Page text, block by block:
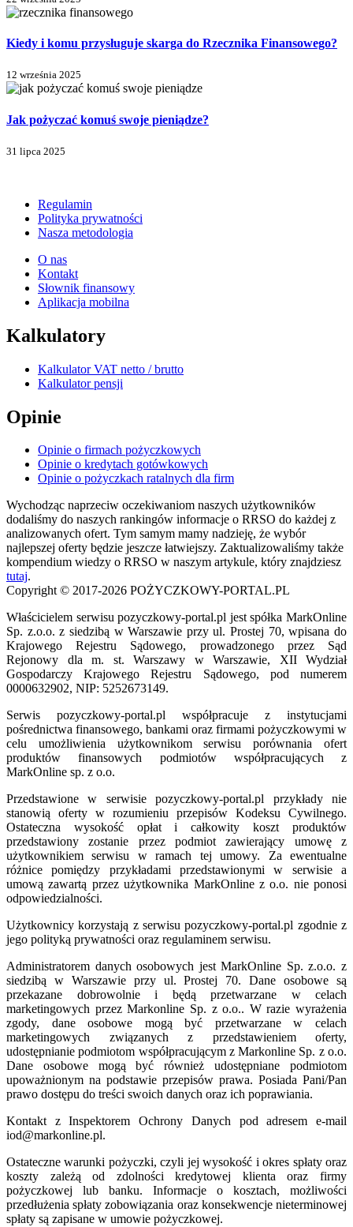
Kiedy i komu przysługuje skarga do Rzecznika Finansowego?
12 września 2025
Jak pożyczać komuś swoje pieniądze?
31 lipca 2025
Regulamin
Polityka prywatności
Nasza metodologia
O nas
Kontakt
Słownik finansowy
Aplikacja mobilna
Kalkulatory
Kalkulator VAT netto / brutto
Kalkulator pensji
Opinie
Opinie o firmach pożyczkowych
Opinie o kredytach gotówkowych
Opinie o pożyczkach ratalnych dla firm
Wychodząc naprzeciw oczekiwaniom naszych użytkowników
dodaliśmy do naszych rankingów informacje o RRSO do każdej z
analizowanych ofert. Tym samym mamy nadzieję, że wybór
najlepszej oferty będzie jeszcze łatwiejszy. Zaktualizowaliśmy także
kompendium wiedzy o RRSO w naszym artykule, który znajdziesz
tutaj.
Copyright © 2017-2026 POŻYCZKOWY-PORTAL.PL
Właścicielem serwisu pozyczkowy-portal.pl jest spółka MarkOnline
Sp. z.o.o. z siedzibą w Warszawie przy ul. Prostej 70, wpisana do
Krajowego Rejestru Sądowego, prowadzonego przez Sąd
Rejonowy dla m. st. Warszawy w Warszawie, XII Wydział
Gospodarczy Krajowego Rejestru Sądowego, pod numerem
0000632902, NIP: 5252673149.
Serwis pozyczkowy-portal.pl współpracuje z instytucjami
pośrednictwa finansowego, bankami oraz firmami pożyczkowymi w
celu umożliwienia użytkownikom serwisu porównania ofert
produktów finansowych podmiotów współpracujących z
MarkOnline sp. z o.o.
Przedstawione w serwisie pozyczkowy-portal.pl przykłady nie
stanowią oferty w rozumieniu przepisów Kodeksu Cywilnego.
Ostateczna wysokość opłat i całkowity koszt produktów
przedstawiony zostanie przez podmiot zawierający umowę z
użytkownikiem serwisu w ramach tej umowy. Za ewentualne
różnice pomiędzy przykładami przedstawionymi w serwisie a
umową zawartą przez użytkownika MarkOnline z o.o. nie ponosi
odpowiedzialności.
Użytkownicy korzystają z serwisu pozyczkowy-portal.pl zgodnie z
jego polityką prywatności oraz regulaminem serwisu.
Administratorem danych osobowych jest MarkOnline Sp. z.o.o. z
siedzibą w Warszawie przy ul. Prostej 70. Dane osobowe są
przekazane dobrowolnie i będą przetwarzane w celach
marketingowych przez Markonline Sp. z o.o.. W razie wyrażenia
zgody, dane osobowe mogą być przetwarzane w celach
marketingowych związanych z przedstawieniem oferty,
udostępnianie podmiotom współpracującym z Markonline Sp. z o.o.
Dane osobowe mogą być również udostępniane podmiotom
upoważnionym na podstawie przepisów prawa. Posiada Pani/Pan
prawo dostępu do treści swoich danych oraz ich poprawiania.
Kontakt z Inspektorem Ochrony Danych pod adresem e-mail
iod@markonline.pl.
Ostateczne warunki pożyczki, czyli jej wysokość i okres spłaty oraz
koszty zależą od zdolności kredytowej klienta oraz firmy
pożyczkowej lub banku. Informacje o kosztach, możliwości
przedłużenia spłaty zobowiązania oraz konsekwencje nieterminowej
spłaty są zapisane w umowie pożyczkowej.